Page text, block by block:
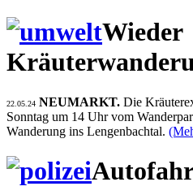
Wieder
22.05.24 NEUMARKT. Die
Sonntag um 14 Uhr vom
Wanderung ins Lengenbachtal.